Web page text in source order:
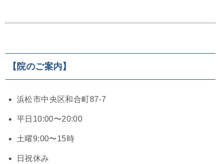
【院のご案内】
浜松市中央区和合町87-7
平日10:00〜20:00
土曜9:00〜15時
日祝休み